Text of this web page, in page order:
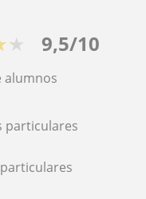
9,5/10
alumnos
particulares